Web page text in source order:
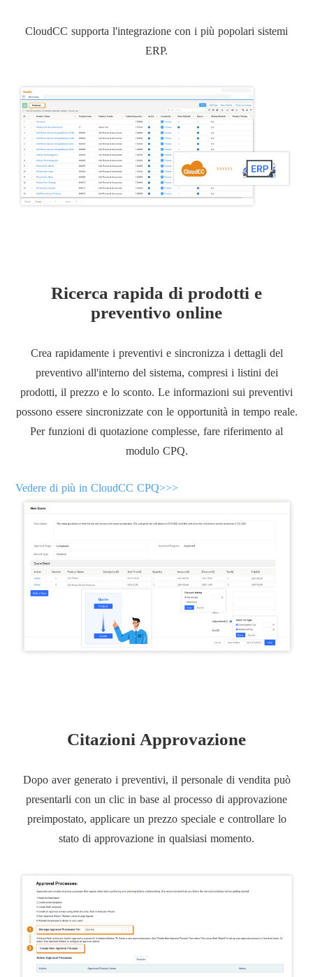
CloudCC supporta l'integrazione con i più popolari sistemi
ERP.
Ricerca rapida di prodotti e
preventivo online
Crea rapidamente i preventivi e sincronizza i dettagli del
preventivo all'interno del sistema, compresi i listini dei
prodotti, il prezzo e lo sconto. Le informazioni sui preventivi
possono essere sincronizzate con le opportunità in tempo reale.
Per funzioni di quotazione complesse, fare riferimento al
modulo CPQ.
Vedere di più in CloudCC CPQ>>>
Citazioni Approvazione
Dopo aver generato i preventivi, il personale di vendita può
presentarli con un clic in base al processo di approvazione
preimpostato, applicare un prezzo speciale e controllare lo
stato di approvazione in qualsiasi momento.